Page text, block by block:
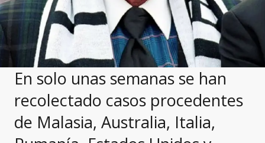
En solo unas semanas se han
recolectado casos procedentes
de Malasia, Australia, Italia,